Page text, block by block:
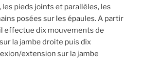
les pieds joints et parallèles, les
posées sur les épaules. A partir
effectue dix mouvements de
la jambe droite puis dix
extension sur la jambe